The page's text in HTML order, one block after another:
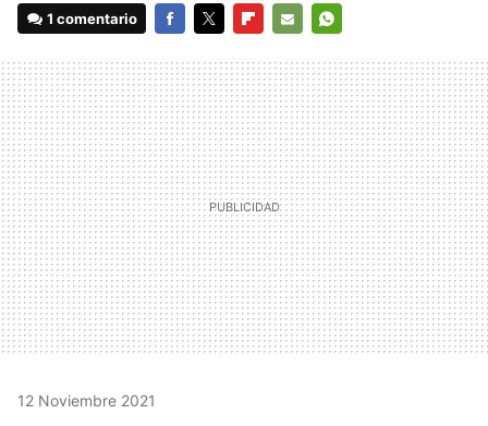
1 comentario
MAIL
12 Noviembre 2021